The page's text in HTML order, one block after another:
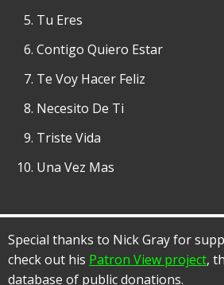
Tu Eres
Contigo Quiero Estar
Te Voy Hacer Feliz
Necesito De Ti
Triste Vida
Una Vez Mas
Special thanks to Nick Gray for
check out his Patron View project,
database of public donations.